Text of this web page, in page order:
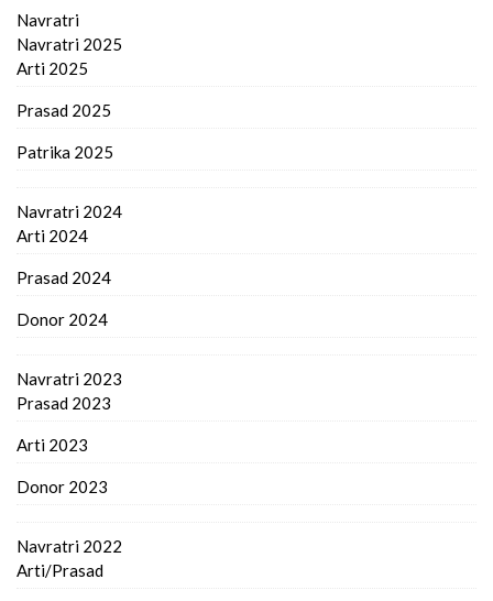
Navratri
Navratri 2025
Arti 2025
Prasad 2025
Patrika 2025
Navratri 2024
Arti 2024
Prasad 2024
Donor 2024
Navratri 2023
Prasad 2023
Arti 2023
Donor 2023
Navratri 2022
Arti/Prasad